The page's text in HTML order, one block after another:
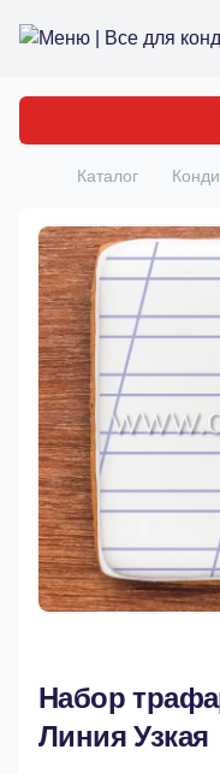
Все для кондитера
Главная
Каталог
Набор
Линия Узкая